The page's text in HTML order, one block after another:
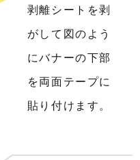
剥離シートを剥
がして図のよう
にバナーの下部
を両面テープに
貼り付けます。